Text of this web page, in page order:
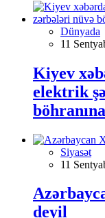
Dünyada
11
Kiyev
elektrik
Siyasət
11
deyil